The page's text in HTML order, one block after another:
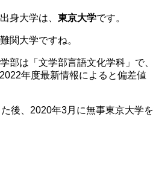
身大学は、 東京大学です。
関大学ですね。
部は「文学部言語文化学科」で、
年度最新情報によると偏差値
後、2020年3月に無事東京大学を